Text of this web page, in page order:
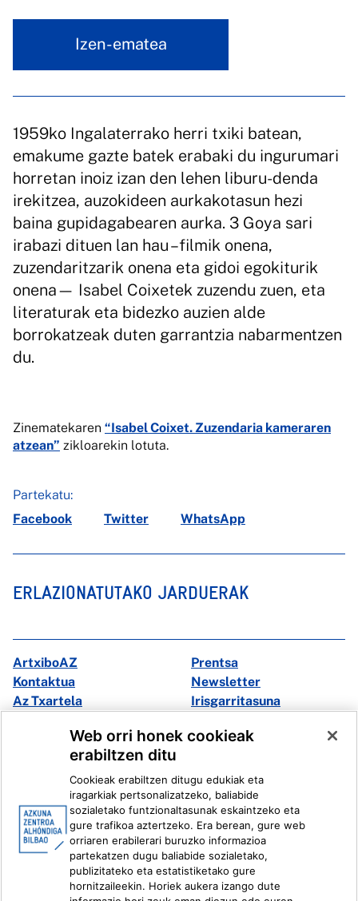
Izen-ematea
1959ko Ingalaterrako herri txiki batean,
emakume gazte batek erabaki du ingurumari
horretan inoiz izan den lehen liburu-denda
irekitzea, auzokideen aurkakotasun hezi
baina gupidagabearen aurka. 3 Goya sari
irabazi dituen lan hau –filmik onena,
zuzendaritzarik onena eta gidoi egokiturik
onena— Isabel Coixetek zuzendu zuen, eta
literaturak eta bidezko auzien alde
borrokatzeak duten garrantzia nabarmentzen
du.
Zinematekaren “Isabel Coixet. Zuzendaria kameraren
atzean” zikloarekin lotuta.
Partekatu:
Facebook
Twitter WhatsApp
ERLAZIONATUTAKO JARDUERAK
ArtxiboAZ
Prentsa
Kontaktua
Newsletter
Az Txartela
Irisgarritasuna
Instagram
Youtube
Linkedin
Ivoox
Lege informazioa Barneko Informazio Sistema
Web orri honek cookieak
erabiltzen ditu
Cookieak erabiltzen ditugu edukiak eta
iragarkiak pertsonalizatzeko, baliabide
sozialetako funtzionaltasunak eskaintzeko eta
gure trafikoa aztertzeko. Era berean, gure web
orriaren erabilerari buruzko informazioa
partekatzen dugu baliabide sozialetako,
publizitateko eta estatistiketako gure
hornitzaileekin. Horiek aukera izango dute